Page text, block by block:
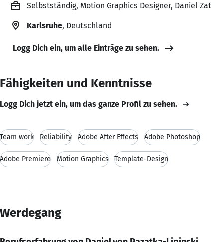
Selbstständig, Motion Graphics Designer, Daniel Zat
Karlsruhe, Deutschland
Logg Dich ein, um alle Einträge zu sehen.
Fähigkeiten und Kenntnisse
Logg Dich jetzt ein, um das ganze Profil zu sehen.
Team work Reliability Adobe After Effects Adobe Photoshop
Adobe Premiere Motion Graphics Template-Design
Werdegang